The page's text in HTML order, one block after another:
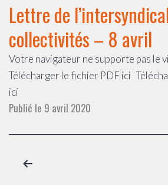
Lettre de
collectivités – 8 avril
Votre navigateur ne supporte pas le
Télécharger le fichier PDF ici
ici
Publié le 9 avril 2020
Pagination